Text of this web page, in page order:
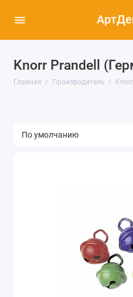
Knorr Prandell
Главная Производитель